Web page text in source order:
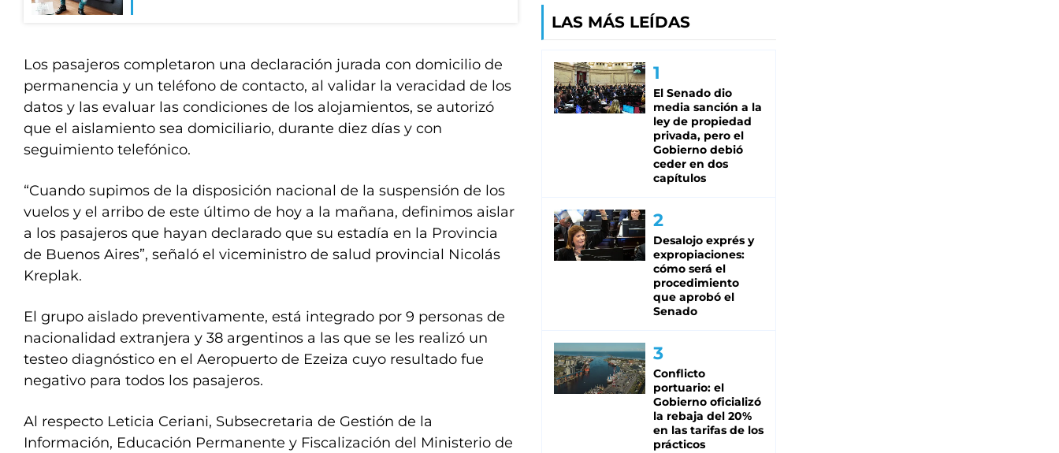
Los pasajeros completaron una declaración jurada con domicilio de
permanencia y un teléfono de contacto, al validar la veracidad de los
datos y las evaluar las condiciones de los alojamientos, se autorizó
que el aislamiento sea domiciliario, durante diez días y con
seguimiento telefónico.
“Cuando supimos de la disposición nacional de la suspensión de los
vuelos y el arribo de este último de hoy a la mañana, definimos aislar
a los pasajeros que hayan declarado que su estadía en la Provincia
de Buenos Aires”, señaló el viceministro de salud provincial Nicolás
Kreplak.
El grupo aislado preventivamente, está integrado por 9 personas de
nacionalidad extranjera y 38 argentinos a las que se les realizó un
testeo diagnóstico en el Aeropuerto de Ezeiza cuyo resultado fue
negativo para todos los pasajeros.
Al respecto Leticia Ceriani, Subsecretaria de Gestión de la
Información, Educación Permanente y Fiscalización del Ministerio de
LAS MÁS LEÍDAS
El Senado dio
media sanción a la
ley de propiedad
privada, pero el
Gobierno debió
ceder en dos
capítulos
Desalojo exprés y
expropiaciones:
cómo será el
procedimiento
que aprobó el
Senado
Conflicto
portuario: el
Gobierno oficializó
la rebaja del 20%
en las tarifas de los
prácticos